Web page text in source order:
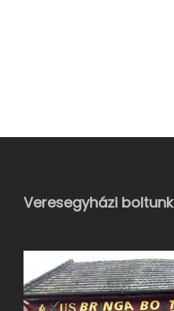
Veresegyházi boltunk